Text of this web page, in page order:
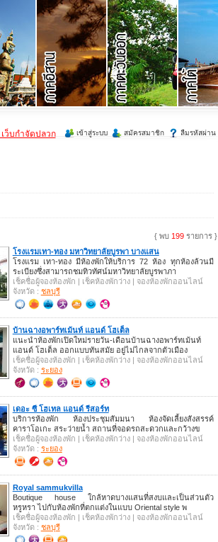
เข้าสู่ระบบ สมัครสมาชิก ลืมรหัสผ่าน
ว็บกำจัดปลวก
{ พบ 199รายการ }
โรงแรมเทา-ทอง มหาวิทยาลัยบูรพา บางแสน
โรงแรม เทา-ทอง มีห้องพักให้บริการ 72 ห้อง ทุกห้องล้วนมี
ระเบียงซึ่งสามารถชมทิวทัศน์มหาวิทยาลัยบูรพาภา
เช็คชื่อผู้จองห้องพัก | เช็คห้องพักว่าง | จองห้องพักออนไลน์
จังหวัด : ชลบุรี
บ้านฉางอพาร์ทเม้นท์ แอนด์ โฮเต็ล
แนะนำห้องพักเปิดใหม่รายวัน-เดือนบ้านฉางอพาร์ทเม้นท์
แอนด์ โฮเต็ล ออกแบบทันสมัย อยู่ไม่ไกลจากตัวเมือง
เช็คชื่อผู้จองห้องพัก | เช็คห้องพักว่าง | จองห้องพักออนไลน์
จังหวัด : ระยอง
เดอะ ซี โฮเทล แอนด์ รีสอร์ท
บริการห้องพัก ห้องประชุมสัมมนา ห้องจัดเลี้ยงสังสรรค์
คาราโอเกะ สระว่ายน้ำ สถานที่จอดรถสะดวกและกว้างข
เช็คชื่อผู้จองห้องพัก | เช็คห้องพักว่าง | จองห้องพักออนไลน์
จังหวัด : ระยอง
Royal sammukvilla
Boutique house ใกล้หาดบางแสนที่สงบและเป็นส่วนตัว
หรูหรา ไปกับห้องพักที่ตกแต่งในแบบ Oriental style พ
เช็คชื่อผู้จองห้องพัก | เช็คห้องพักว่าง | จองห้องพักออนไลน์
จังหวัด : ชลบุรี